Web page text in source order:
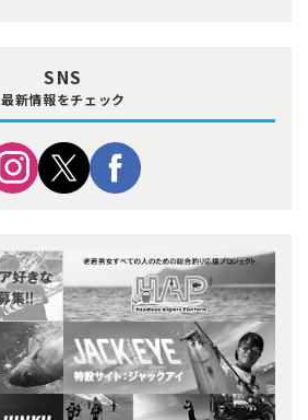
SNS
最新情報をチェック